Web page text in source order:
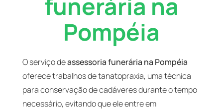
Pompéia
O serviço deassessoria funerária na Pompéia
oferece trabalhos de tanatopraxia, uma técnica
para conservação de cadáveres durante o tempo
necessário, evitando que ele entre em